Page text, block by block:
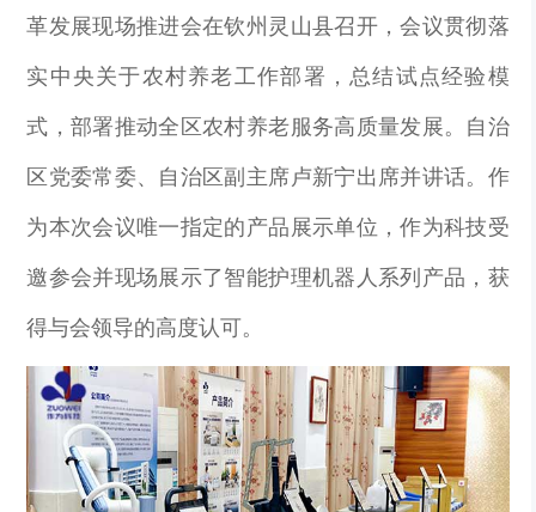
革发展现场推进会在钦州灵山县召开，会议贯彻落
实中央关于农村养老工作部署，总结试点经验模
式，部署推动全区农村养老服务高质量发展。自治
区党委常委、自治区副主席卢新宁出席并讲话。作
为本次会议唯一指定的产品展示单位，作为科技受
邀参会并现场展示了智能护理机器人系列产品，获
得与会领导的高度认可。